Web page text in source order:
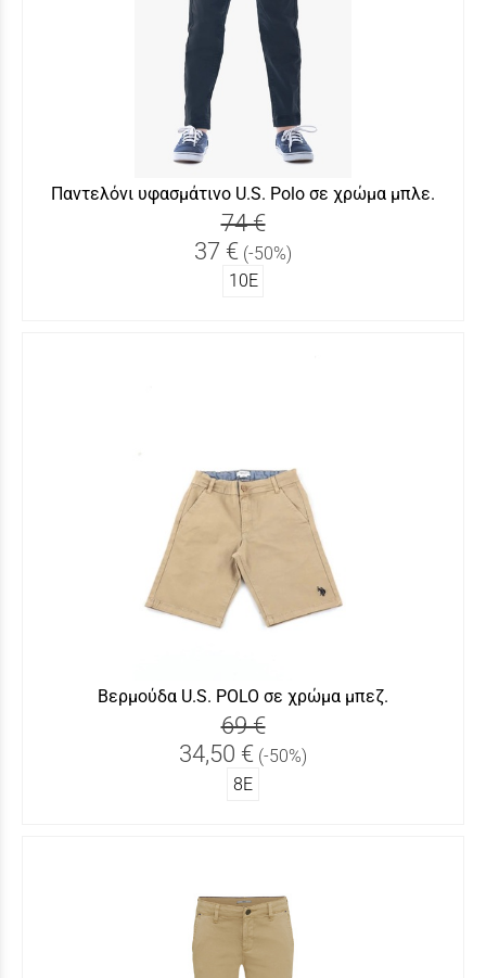
Παντελόνι υφασμάτινο U.S. Polo σε χρώμα μπλε.
74 €
37 € (-50%)
10Ε
Βερμούδα U.S. POLO σε χρώμα μπεζ.
69 €
34,50 € (-50%)
8Ε